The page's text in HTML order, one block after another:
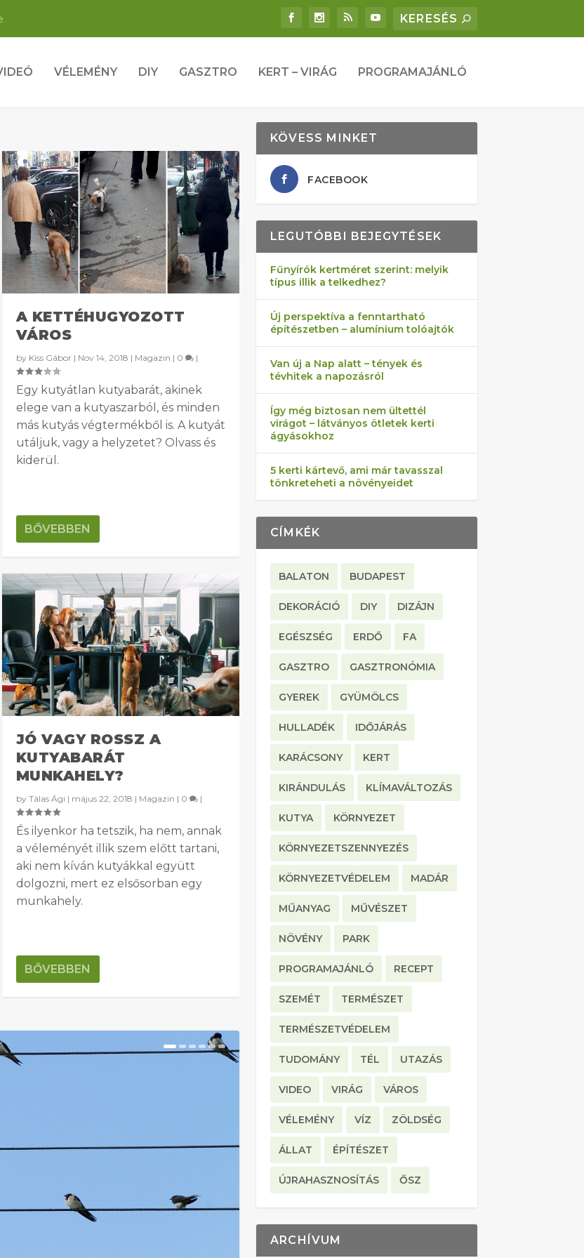
VÉLEMÉNY DIY GASZTRO KERT – VIRÁG PROGRAMAJÁNLÓ
A KETTÉHUGYOZOTT
VÁROS
by Kiss Gábor| Nov 14, 2018 | Magazin | 0 |
Egy kutyátlan kutyabarát, akinek
elege van a kutyaszarból, és minden
más kutyás végtermékből is. A kutyát
utáljuk, vagy a helyzetet? Olvass és
kiderül.
BŐVEBBEN
JÓ VAGY ROSSZ A
KUTYABARÁT
MUNKAHELY?
by Tálas Ági | május 22, 2018 | Magazin | 0 |
És ilyenkor ha tetszik, ha nem, annak
a véleményét illik szem előtt tartani,
aki nem kíván kutyákkal együtt
dolgozni, mert ez elsősorban egy
munkahely.
BŐVEBBEN
KÖVESS MINKET
FACEBOOK
LEGUTÓBBI BEJEGYTÉSEK
Fűnyírók kertméret szerint: melyik
típus illik a telkedhez?
Új perspektíva a fenntartható
építészetben – alumínium tolóajtók
Van új a Nap alatt – tények és
tévhitek a napozásról
Így még biztosan nem ültettél
virágot – látványos ötletek kerti
ágyásokhoz
5 kerti kártevő, ami már tavasszal
tönkreteheti a növényeidet
CÍMKÉK
BALATON BUDAPEST
DEKORÁCIÓ DIY DIZÁJN
EGÉSZSÉG ERDŐ FA
GASZTRO GASZTRONÓMIA
GYEREK GYÜMÖLCS
HULLADÉK IDŐJÁRÁS
KARÁCSONY KERT
KIRÁNDULÁS KLÍMAVÁLTOZÁS
KUTYA KÖRNYEZET
KÖRNYEZETSZENNYEZÉS
KÖRNYEZETVÉDELEM MADÁR
MŰANYAG MŰVÉSZET
NÖVÉNY PARK
PROGRAMAJÁNLÓ RECEPT
SZEMÉT TERMÉSZET
TERMÉSZETVÉDELEM
TUDOMÁNY TÉL UTAZÁS
VIDEO VIRÁG VÁROS
VÉLEMÉNY VÍZ ZÖLDSÉG
ÁLLAT ÉPÍTÉSZET
ÚJRAHASZNOSÍTÁS ŐSZ
ARCHÍVUM